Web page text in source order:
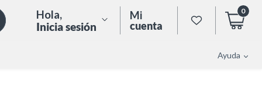
Hola,
Inicia sesión
Mi
cuenta
0
Ayuda